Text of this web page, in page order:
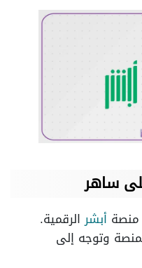
ساهر
منصة أبشرالرقمية.
وتوجه إلى